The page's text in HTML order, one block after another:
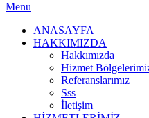
Menu
ANASAYFA
HAKKIMIZDA
Hakkımızda
Hizmet
Referanslarımız
Sss
İletişim